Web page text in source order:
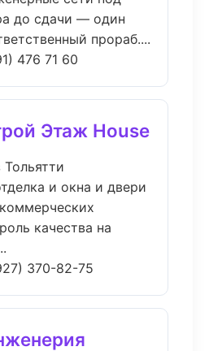
до сдачи — один
прораб....
476 71 60
Этаж House
и окна и двери
качества на
370-82-75